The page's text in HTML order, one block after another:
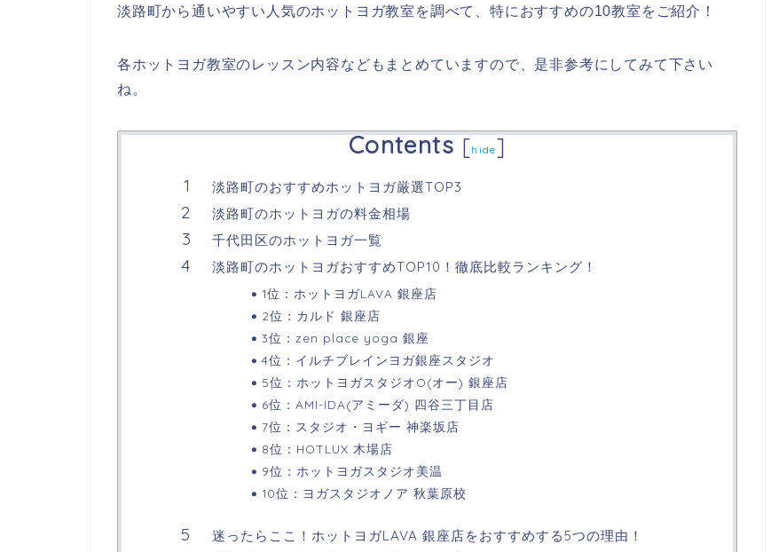
淡路町から通いやすい人気のホットヨガ教室を調べて、特におすすめの10教室をご紹介！
各ホットヨガ教室のレッスン内容などもまとめていますので、是非参考にしてみて下さい
ね。
Contents [hide]
淡路町のおすすめホットヨガ厳選TOP3
淡路町のホットヨガの料金相場
千代田区のホットヨガ一覧
淡路町のホットヨガおすすめTOP10！徹底比較ランキング！
1位：ホットヨガLAVA 銀座店
2位：カルド 銀座店
3位：zen place yoga 銀座
4位：イルチブレインヨガ銀座スタジオ
5位：ホットヨガスタジオO(オー) 銀座店
6位：AMI-IDA(アミーダ) 四谷三丁目店
7位：スタジオ・ヨギー 神楽坂店
8位：HOTLUX 木場店
9位：ホットヨガスタジオ美温
10位：ヨガスタジオノア 秋葉原校
迷ったらここ！ホットヨガLAVA 銀座店をおすすめする5つの理由！